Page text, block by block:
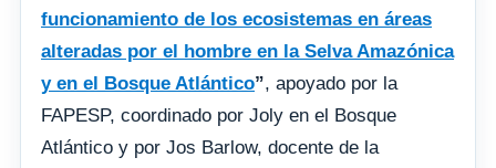
funcionamiento de los ecosistemas en áreas
alteradas por el hombre en la Selva Amazónica
y en el Bosque Atlántico”, apoyado por la
FAPESP, coordinado por Joly en el Bosque
Atlántico y por Jos Barlow, docente de la